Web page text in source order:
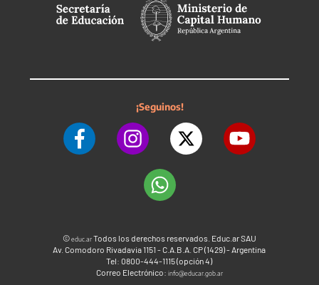
¡Seguinos!
©educ.arTodos los derechos reservados. Educ.ar SAU
Av. Comodoro Rivadavia 1151 - C.A.B.A. CP (1429) - Argentina
Tel: 0800-444-1115 (opción 4)
Correo Electrónico: info@educar.gob.ar